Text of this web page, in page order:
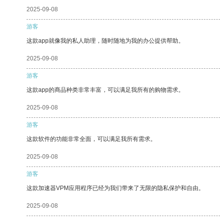
2025-09-08
游客
这款app就像我的私人助理，随时随地为我的办公提供帮助。
2025-09-08
游客
这款app的商品种类非常丰富，可以满足我所有的购物需求。
2025-09-08
游客
这款软件的功能非常全面，可以满足我所有需求。
2025-09-08
游客
这款加速器VPM应用程序已经为我们带来了无限的隐私保护和自由。
2025-09-08